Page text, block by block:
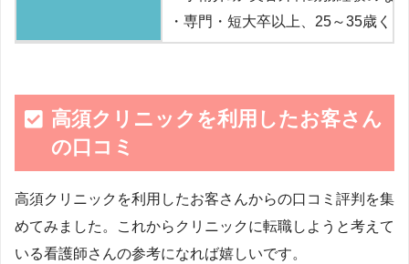
・専門・短大卒以上、25～35歳く
高須クリニックを利用したお客さん
の口コミ
高須クリニックを利用したお客さんからの口コミ評判を集
めてみました。これからクリニックに転職しようと考えて
いる看護師さんの参考になれば嬉しいです。